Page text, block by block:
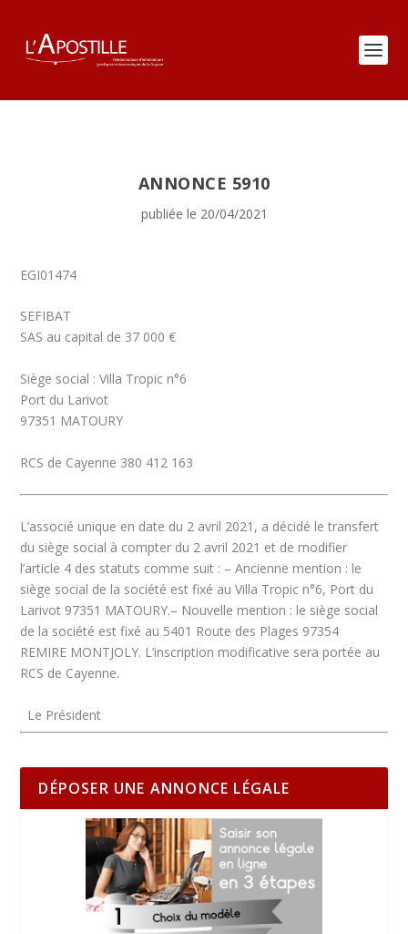
ANNONCE 5910
publiée le 20/04/2021
EGI01474
SEFIBAT
SAS au capital de 37 000 €
Siège social : Villa Tropic n°6
Port du Larivot
97351 MATOURY
RCS de Cayenne 380 412 163
L’associé unique en date du 2 avril 2021, a décidé le transfert
du siège social à compter du 2 avril 2021 et de modifier
l’article 4 des statuts comme suit : – Ancienne mention : le
siège social de la société est fixé au Villa Tropic n°6, Port du
Larivot 97351 MATOURY.– Nouvelle mention : le siège social
de la société est fixé au 5401 Route des Plages 97354
REMIRE MONTJOLY. L’inscription modificative sera portée au
RCS de Cayenne.
Le Président
DÉPOSER UNE ANNONCE LÉGALE